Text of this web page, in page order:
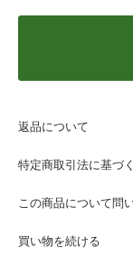
返品について
特定商取引法に基づ
この商品について問
買い物を続ける